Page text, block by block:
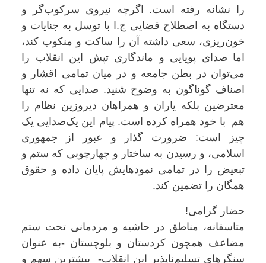
را نشانه رفته است. اگرچه نیروی سرکوب‌گر و
دستگاه به اصطلاح قضایی ج.ا با توسل به جنایات و
خون‌ریزی، سعی داشته آن را ساکت و منکوب کند،
اما صدای پویایی و ماندگاری تپش‌ این انقلاب را
می‌توان در بطن جامعه و در میان تمامی اقشار و
اصناف گوناگون به وضوح شنید. صدایی که نه تنها
معترضین بلکه یاران و همراهان دیروزین نظام را
هم با خود همراه کرده است. پیام این یک‌صدایی یک
چیز است: ضرورت گذار و عبور از جمهوری
اسلامی، و رسیدن به ساختار و چهارچوبی که ستم و
تبعیض را در تمامی نمودهایش پایان داده و حقوق
همگان را تضمین کند.
حضار گرامی!
متاسفانه، مناطق در حاشیه و مردمانی تحت ستم
مضاعف همچون کردستان و بلوچستان -به عنوان
سنگرهای تسلیم‌ناپذیر این انقلاب- بیشترین سهم و